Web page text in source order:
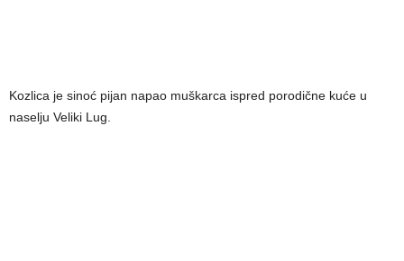
Kozlica je sinoć pijan napao muškarca ispred porodične kuće u
naselju Veliki Lug.